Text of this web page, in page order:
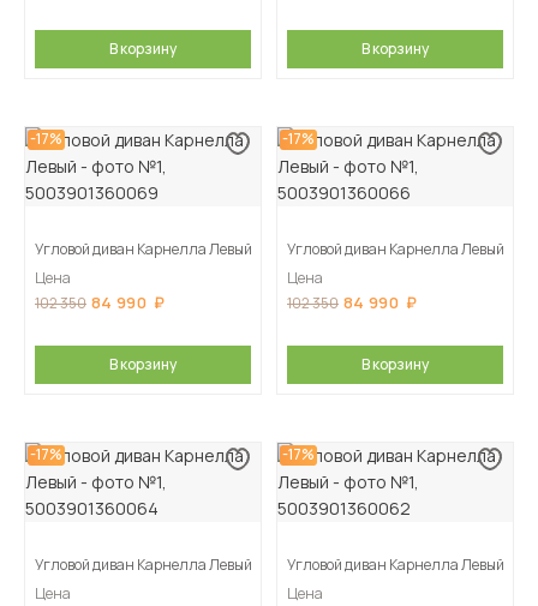
В корзину В корзину
-17%
Угловой диван Карнелла Левый
Цена
102 350 84 990
В корзину
-17%
Угловой диван Карнелла Левый
Цена
102 350 84 990
В корзину
-17%
Угловой диван Карнелла Левый
Цена
-17%
Угловой диван Карнелла Левый
Цена